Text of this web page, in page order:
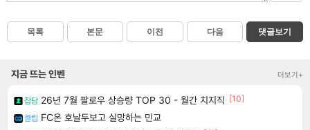
목록 본문 이전 다음 댓글보기
지금 뜨는 인벤 더보기+
잡담 26년 7월 팔로우 상승량 TOP 30 - 월간 치지직 [10]
클립 FC온 호날두보고 실망하는 민교